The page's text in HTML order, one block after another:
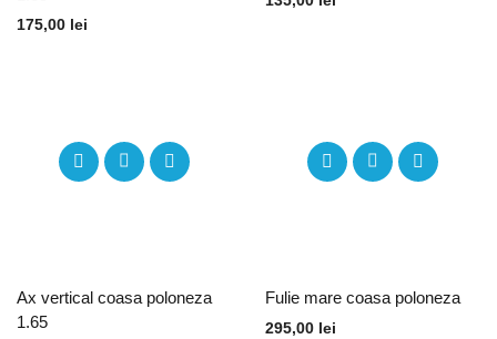
175,00 lei
Ax vertical coasa poloneza
1.65
Fulie mare coasa poloneza
295,00 lei